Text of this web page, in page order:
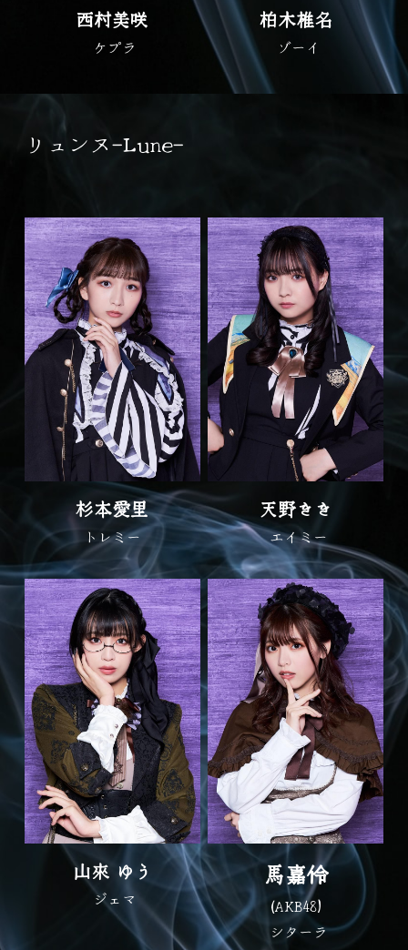
西村美咲
ケプラ
柏木椎名
ゾーイ
リュンヌ-Lune-
杉本愛里
トレミー
天野きき
エイミー
山來 ゆう
ジェマ
馬嘉伶
(AKB48)
シターラ